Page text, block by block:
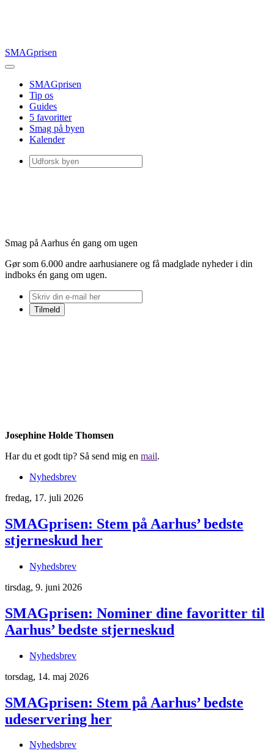
SMAGprisen
SMAGprisen
Tip os
Guides
5 favoritter
Smag på byen
Kalender
Smag på Aarhus én gang om ugen
Gør som 6.000 andre aarhusianere og få madglade nyheder i din
indboks én gang om ugen.
Josephine Holde Thomsen
Har du et godt tip? Så send mig en mail.
Nyhedsbrev
fredag, 17. juli 2026
SMAGprisen: Stem på Aarhus’ bedste
stjerneskud her
Nyhedsbrev
tirsdag, 9. juni 2026
SMAGprisen: Nominer dine favoritter til
Aarhus’ bedste stjerneskud
Nyhedsbrev
torsdag, 14. maj 2026
SMAGprisen: Stem på Aarhus’ bedste
udeservering her
Nyhedsbrev